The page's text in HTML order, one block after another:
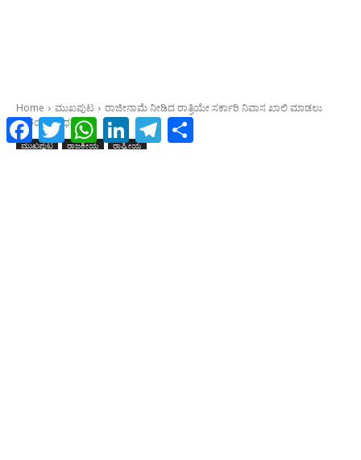
Facebook
Twitter WhatsAppLinkedInTelegram